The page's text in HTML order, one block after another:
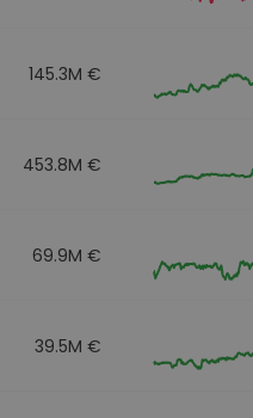
145.3M €
453.8M €
69.9M €
39.5M €